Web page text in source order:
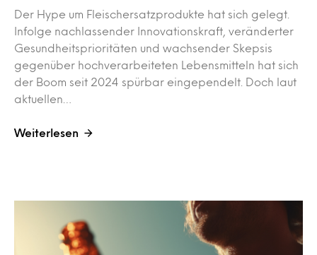
Der Hype um Fleischersatzprodukte hat sich gelegt.
Infolge nachlassender Innovationskraft, veränderter
Gesundheitsprioritäten und wachsender Skepsis
gegenüber hochverarbeiteten Lebensmitteln hat sich
der Boom seit 2024 spürbar eingependelt. Doch laut
aktuellen…
Weiterlesen